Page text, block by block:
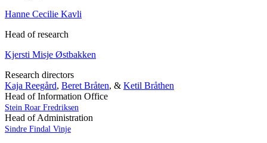
Hanne Cecilie Kavli
Head of research
Kjersti Misje Østbakken
Research directors
Kaja Reegård, Beret Bråten, & Ketil Bråthen
Head of Information Office
Stein Roar Fredriksen
Head of Administration
Sindre Findal Vinje